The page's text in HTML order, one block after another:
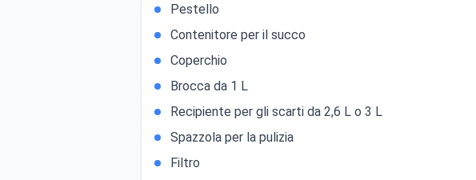
Pestello
Contenitore per il succo
Coperchio
Brocca da 1 L
Recipiente per gli scarti da 2,6 L o 3 L
Spazzola per la pulizia
Filtro